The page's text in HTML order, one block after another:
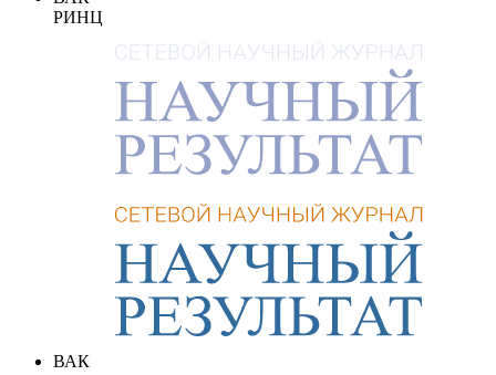
РИНЦ
ВАК